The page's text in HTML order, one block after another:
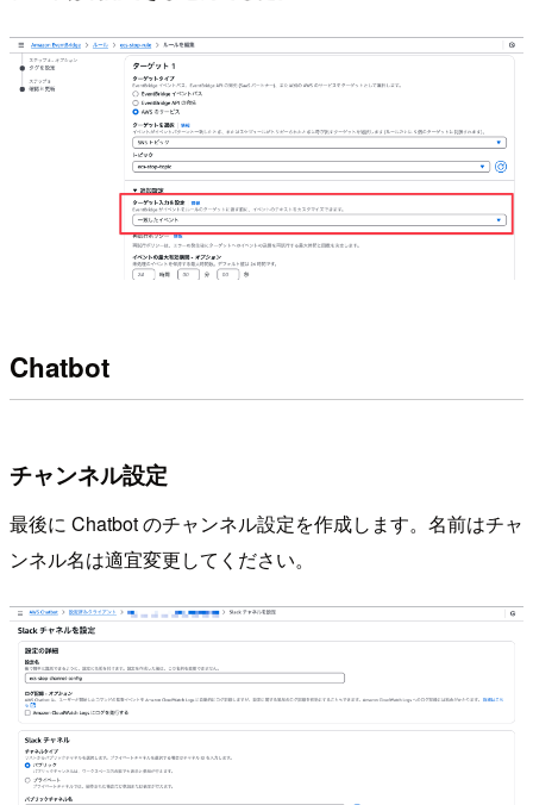
Chatbot
チャンネル設定
最後に Chatbot のチャンネル設定を作成します。名前はチャ
ンネル名は適宜変更してください。